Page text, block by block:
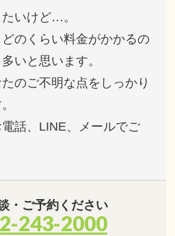
いけど…。
のくらい料金がかかるの
いと思います。
のご不明な点をしっかり
話、LINE、メールでご
・ご予約ください
243-2000